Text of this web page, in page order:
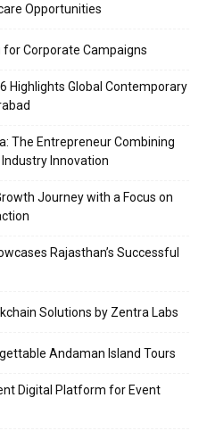
Opportunities
Corporate Campaigns
Highlights Global Contemporary
The Entrepreneur Combining
Innovation
Journey with a Focus on
Rajasthan’s Successful
Solutions by Zentra Labs
Andaman Island Tours
Digital Platform for Event